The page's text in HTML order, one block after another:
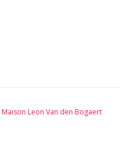
Maison Leon Van den Bogaert